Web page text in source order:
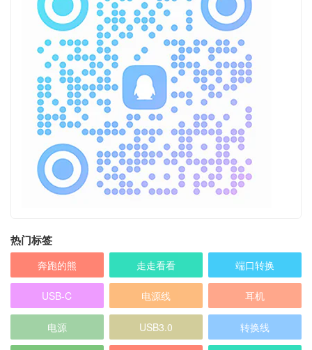
热门标签
奔跑的熊 走走看看 端口转换
USB-C 电源线 耳机
电源 USB3.0 转换线